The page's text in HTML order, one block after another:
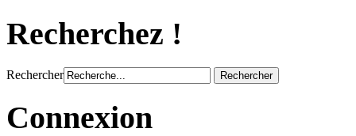
Recherchez !
Rechercher
Connexion